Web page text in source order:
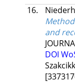
16.
and
DOI